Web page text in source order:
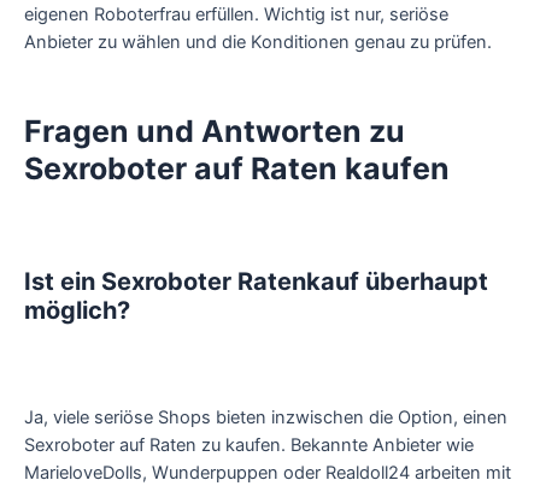
eigenen Roboterfrau erfüllen. Wichtig ist nur, seriöse
Anbieter zu wählen und die Konditionen genau zu prüfen.
Fragen und Antworten zu
Sexroboter auf Raten kaufen
Ist ein Sexroboter Ratenkauf überhaupt
möglich?
Ja, viele seriöse Shops bieten inzwischen die Option, einen
Sexroboter auf Raten zu kaufen. Bekannte Anbieter wie
MarieloveDolls, Wunderpuppen oder Realdoll24 arbeiten mit